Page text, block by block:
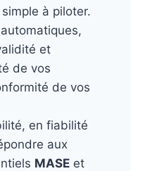
à piloter.
et
de vos
de vos
en fiabilité
aux
MASE et